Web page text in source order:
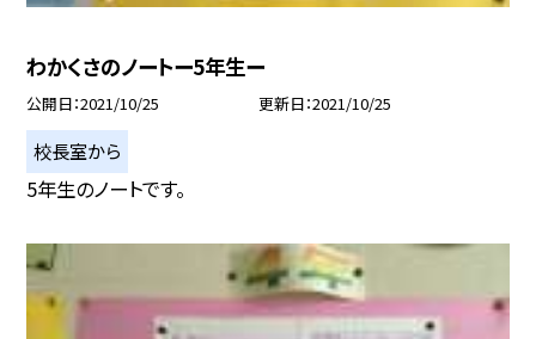
わかくさのノートー5年生ー
公開日 2021/10/25 更新日 2021/10/25
校長室から
5年生のノートです。